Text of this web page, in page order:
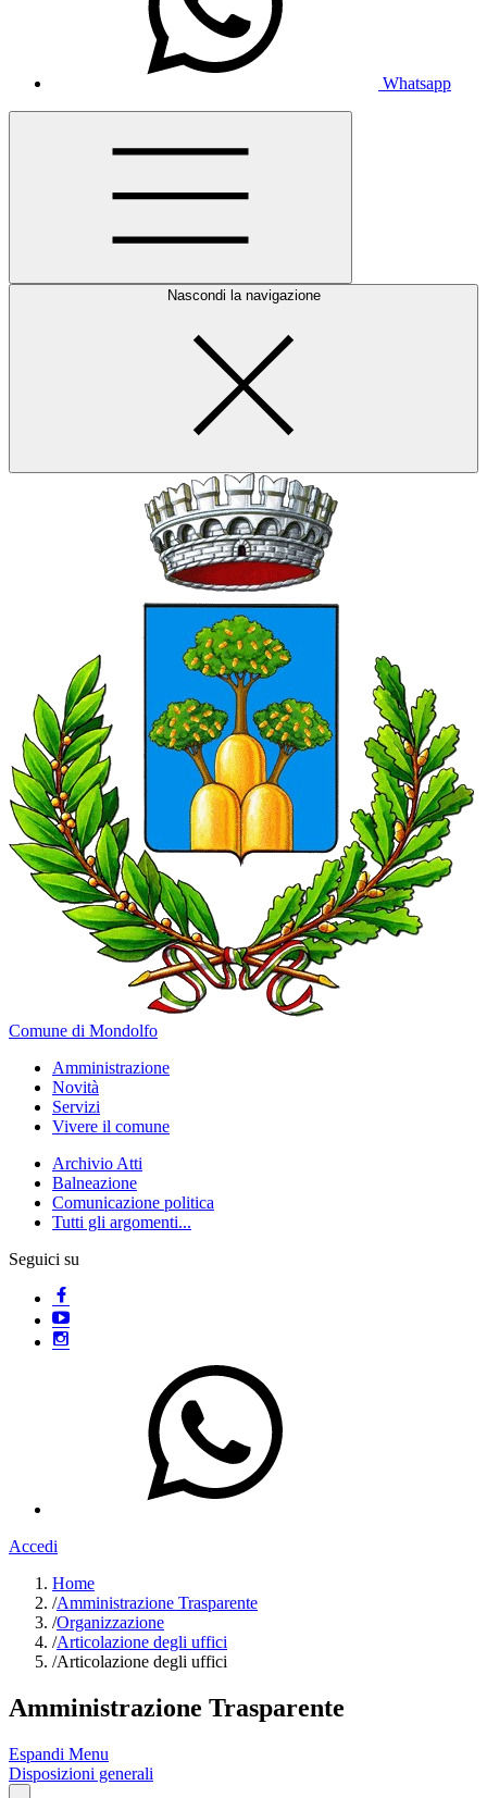
Whatsapp
Nascondi la navigazione
Comune di Mondolfo
Amministrazione
Novità
Servizi
Vivere il comune
Archivio Atti
Balneazione
Comunicazione politica
Tutti gli argomenti...
Seguici su
Accedi
Home
/Amministrazione Trasparente
/Organizzazione
/Articolazione degli uffici
/Articolazione degli uffici
Amministrazione Trasparente
Espandi Menu
Disposizioni generali